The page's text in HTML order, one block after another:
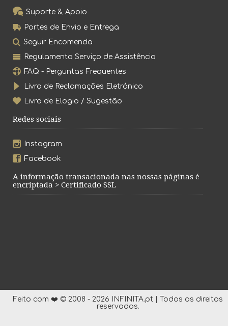
Suporte & Apoio
Portes de Envio e Entrega
Seguir Encomenda
Regulamento Serviço de Assistência
FAQ - Perguntas Frequentes
Livro de Reclamações Eletrónico
Livro de Elogio / Sugestão
Redes sociais
Instagram
Facebook
A informação transacionada nas nossas páginas é
encriptada > Certificado SSL
Feito com ❤️ © 2008 - 2026 INFINITA.pt | Todos os direitos
reservados.